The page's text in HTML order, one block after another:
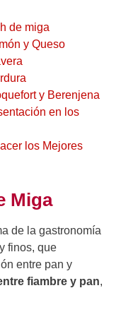
de miga
y Queso
y Berenjena
en los
los Mejores
Miga
de la gastronomía
finos, que
entre pan y
fiambre y pan,